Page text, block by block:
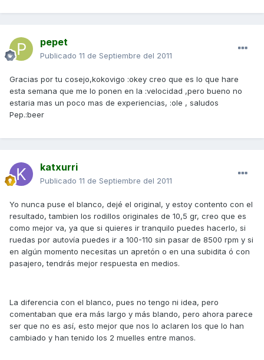
pepet
Publicado 11 de Septiembre del 2011
Gracias por tu cosejo,kokovigo :okey creo que es lo que hare
esta semana que me lo ponen en la :velocidad ,pero bueno no
estaria mas un poco mas de experiencias, :ole , saludos
Pep.:beer
katxurri
Publicado 11 de Septiembre del 2011
Yo nunca puse el blanco, dejé el original, y estoy contento con el
resultado, tambien los rodillos originales de 10,5 gr, creo que es
como mejor va, ya que si quieres ir tranquilo puedes hacerlo, si
ruedas por autovía puedes ir a 100-110 sin pasar de 8500 rpm y si
en algún momento necesitas un apretón o en una subidita ó con
pasajero, tendrás mejor respuesta en medios.
La diferencia con el blanco, pues no tengo ni idea, pero
comentaban que era más largo y más blando, pero ahora parece
ser que no es así, esto mejor que nos lo aclaren los que lo han
cambiado y han tenido los 2 muelles entre manos.